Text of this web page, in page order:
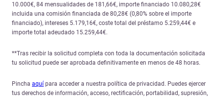
10.000€, 84 mensualidades de 181,66€, importe financiado 10.080,28€
incluida una comisión financiada de 80,28€ (0,80% sobre el importe
financiado), intereses 5.179,16€, coste total del préstamo 5.259,44€ e
importe total adeudado 15.259,44€.
**Tras recibir la solicitud completa con toda la documentación solicitada
tu solicitud puede ser aprobada definitivamente en menos de 48 horas.
Pincha aquí para acceder a nuestra política de privacidad. Puedes ejercer
tus derechos de información, acceso, rectificación, portabilidad, supresión,